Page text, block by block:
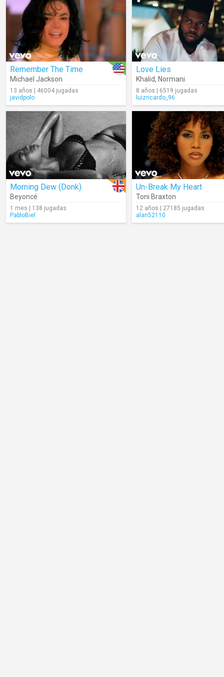
Remember The Time
Michael Jackson
13 años | 46004 jugadas
javidpolo
Love Lies
Khalid, Normani
8 años | 6519 jugadas
luizricardo_96
Morning Dew (Donk)
Beyoncé
1 mes | 138 jugadas
PabloBiel
Un-Break My Heart
Toni Braxton
12 años | 27185 jugadas
alan52110